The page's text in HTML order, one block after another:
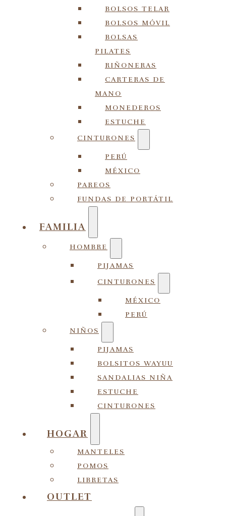
BOLSOS TELAR
BOLSOS MÓVIL
BOLSAS
PILATES
RIÑONERAS
CARTERAS DE
MANO
MONEDEROS
ESTUCHE
CINTURONES
PERÚ
MÉXICO
PAREOS
FUNDAS DE PORTÁTIL
FAMILIA
HOMBRE
PIJAMAS
CINTURONES
MÉXICO
PERÚ
NIÑOS
PIJAMAS
BOLSITOS WAYUU
SANDALIAS NIÑA
ESTUCHE
CINTURONES
HOGAR
MANTELES
POMOS
LIBRETAS
OUTLET